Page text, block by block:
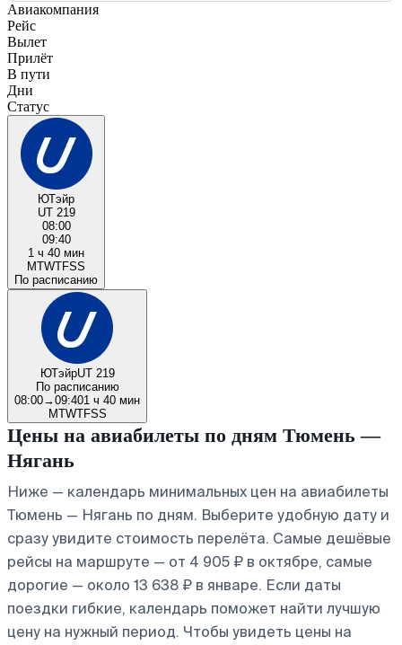
Авиакомпания
Рейс
Вылет
Прилёт
В пути
Дни
Статус
ЮТэйр
UT 219
08:00
09:40
1 ч 40 мин
MTWTFSS
По расписанию
ЮТэйрUT 219
По расписанию
08:00→09:401 ч 40 мин
MTWTFSS
Цены на авиабилеты по дням Тюмень —
Нягань
Ниже — календарь минимальных цен на авиабилеты
Тюмень — Нягань по дням. Выберите удобную дату и
сразу увидите стоимость перелёта. Самые дешёвые
рейсы на маршруте — от 4 905 ₽ в октябре, самые
дорогие — около 13 638 ₽ в январе. Если даты
поездки гибкие, календарь поможет найти лучшую
цену на нужный период. Чтобы увидеть цены на